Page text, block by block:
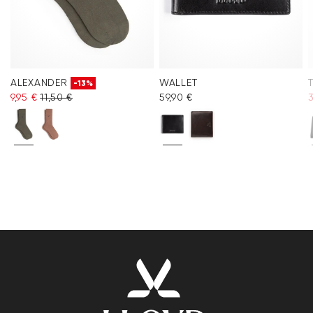
ALEXANDER -13%
9,95 € 11,50 €
WALLET
59,90 €